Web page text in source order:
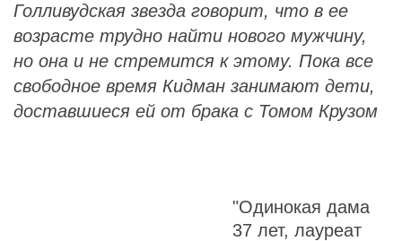
Голливудская звезда говорит, что в ее
возрасте трудно найти нового мужчину,
но она и не стремится к этому. Пока все
свободное время Кидман занимают дети,
доставшиеся ей от брака с Томом Крузом
"Одинокая дама
37 лет, лауреат